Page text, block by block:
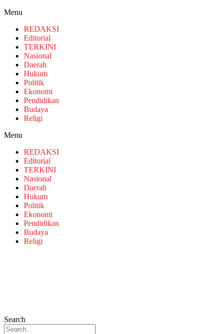
Menu
REDAKSI
Editorial
TERKINI
Nasional
Daerah
Hukum
Politik
Ekonomi
Pendidikan
Budaya
Religi
Menu
REDAKSI
Editorial
TERKINI
Nasional
Daerah
Hukum
Politik
Ekonomi
Pendidikan
Budaya
Religi
Search